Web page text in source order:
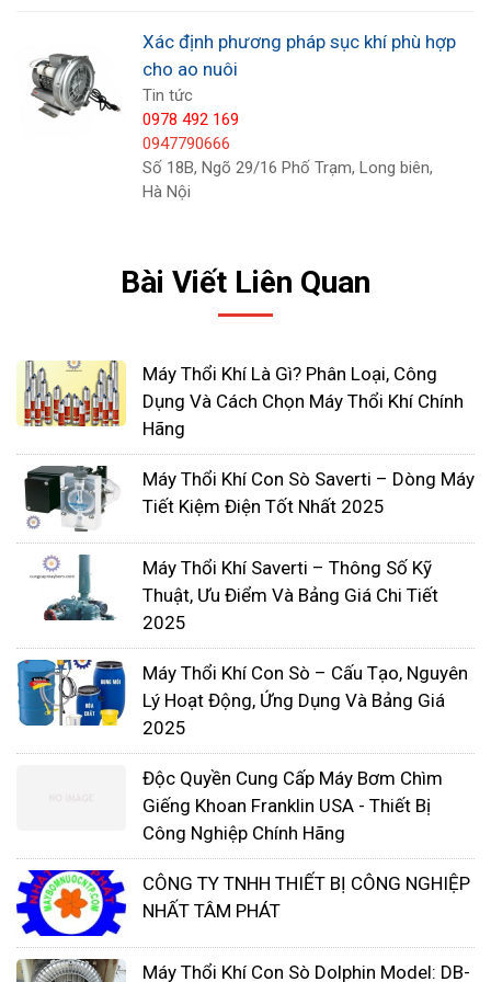
nhiều sục khí lớn ở một đầu ao, bởi vì cá sẽ di
chuyển vào vùng nước có oxy. Nếu ao hình chữ
nhật, sục khí nên đưa dòng nước dọc theo trục dài
của ao. Tôm không di chuyển đến vùng nước có
oxy như là cá, vì vậy cách hợp lý là sử dụng nhiều
sục khí nhỏ để cung cấp sự thông khí tương đối
Các hệ thống khuếch tán không khí thích hợp nhất
từ các bong bóng không khí nổi lên vào trong
nước.
Trước kia, sục khí được bố trí trong các ao nuôi
tôm để tạo một dòng chảy vòng tròn, nhưng kiểu
Xác định phương pháp sục khí phù hợp
cho ao nuôi
Tin tức
0978 492 169
0947790666
Số 18B, Ngõ 29/16 Phố Trạm, Long biên,
Hà Nội
Bài Viết Liên Quan
Máy Thổi Khí Là Gì? Phân Loại, Công
Dụng Và Cách Chọn Máy Thổi Khí Chính
Hãng
Máy Thổi Khí Con Sò Saverti – Dòng Máy
Tiết Kiệm Điện Tốt Nhất 2025
Máy Thổi Khí Saverti – Thông Số Kỹ
Thuật, Ưu Điểm Và Bảng Giá Chi Tiết
2025
Máy Thổi Khí Con Sò – Cấu Tạo, Nguyên
Lý Hoạt Động, Ứng Dụng Và Bảng Giá
2025
Độc Quyền Cung Cấp Máy Bơm Chìm
Giếng Khoan Franklin USA - Thiết Bị
Công Nghiệp Chính Hãng
CÔNG TY TNHH THIẾT BỊ CÔNG NGHIỆP
NHẤT TÂM PHÁT
Máy Thổi Khí Con Sò Dolphin Model: DB-